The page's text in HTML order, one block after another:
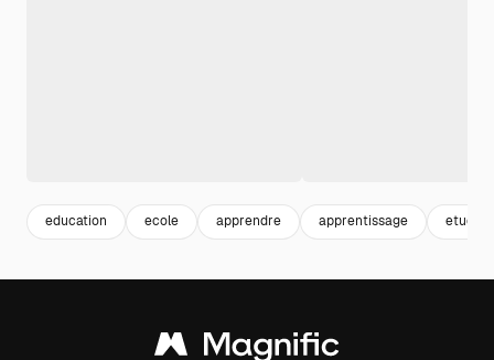
education ecole apprendre apprentissage etude